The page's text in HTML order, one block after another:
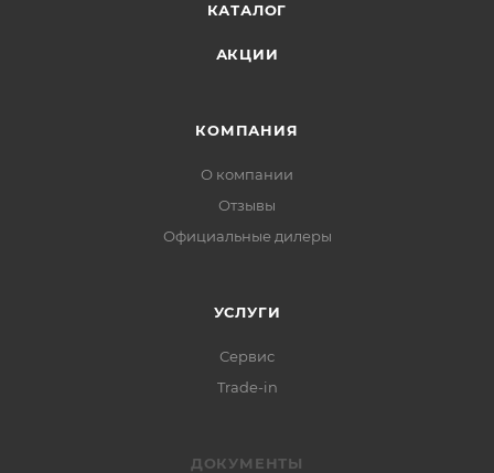
КАТАЛОГ
АКЦИИ
КОМПАНИЯ
О компании
Отзывы
Официальные дилеры
УСЛУГИ
Сервис
Trade-in
ДОКУМЕНТЫ